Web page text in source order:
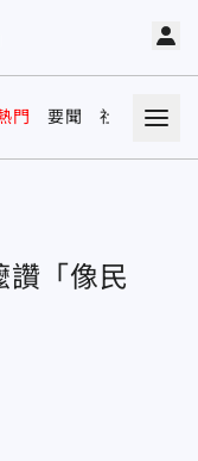
門 要聞 社會 娛樂
讚「像民